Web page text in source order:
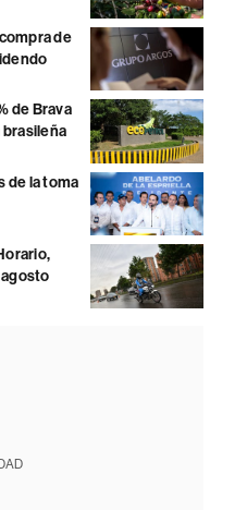
de
de Brava
brasileña
de la toma